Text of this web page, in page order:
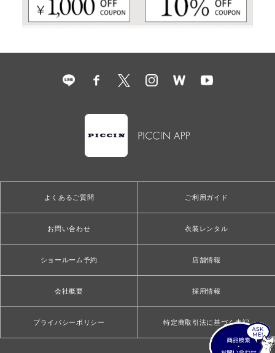
よくあるご質問 ご利用ガイド
お問い合わせ 衣装レンタル
ショールーム予約 店舗情報
会社概要 採用情報
プライバシーポリシー 特定商取引法に基づく表記